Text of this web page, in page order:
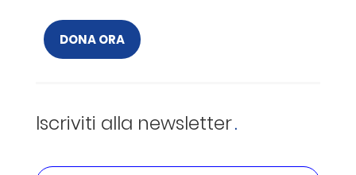
DONA ORA
Iscriviti alla newsletter